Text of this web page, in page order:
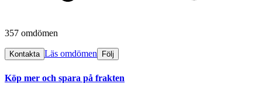
357 omdömen
Kontakta Läs omdömen Följ
Köp mer och spara på frakten